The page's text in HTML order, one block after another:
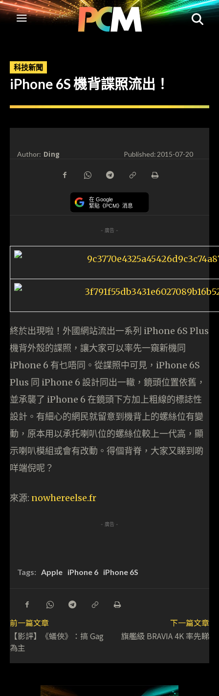
科技新聞
iPhone 6S 機背諜照流出！
Author: Ding Published:2015-07-20
在 Google
緊貼《PCM》消息
- 廣告 -
終於出現啦！外國網站流出一系列 iPhone 6S Plus
機背外殼的諜照，讓大家可以率先一窺新機同
iPhone 6 有乜唔同。從諜照中可見，iPhone 6S
Plus 同 iPhone 6 設計同出一轍，鏡頭位置依舊，
並承襲了 iPhone 6 在鏡頭下方加上粗線的標誌性
設計。有細心的網民就留意到機背上的螺絲位有變
動，原本用以承托喇叭位的螺絲位較上一代高，顯
示喇叭模組或會有改動。得個背脊，大家又睇到啲
咩端倪呢？
來源: nowhereelse.fr
- 廣告 -
Tags: Apple iPhone 6 iPhone 6S
前一篇文章
【影評】《蟻俠》：搞 Gag
為主
下一篇文章
旗艦級 BRAVIA 4K 率先睇